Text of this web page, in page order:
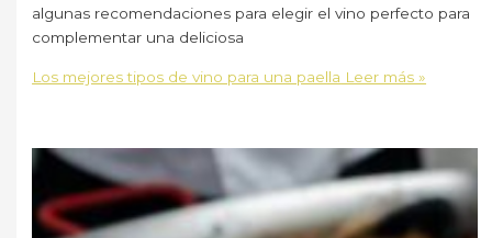
algunas recomendaciones para elegir el vino perfecto para
complementar una deliciosa
Los mejores tipos de vino para una paella Leer más »